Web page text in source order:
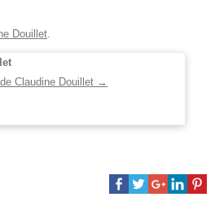
Douillet.
Claudine Douillet →